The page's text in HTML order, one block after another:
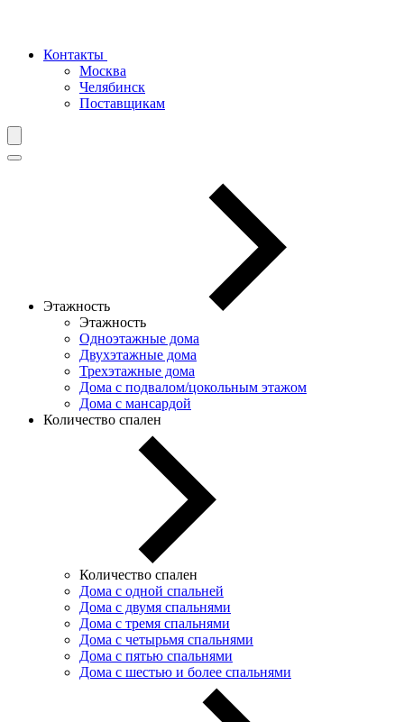
Контакты
Москва
Челябинск
Поставщикам
Этажность
Этажность
Одноэтажные дома
Двухэтажные дома
Трехэтажные дома
Дома с подвалом/цокольным этажом
Дома с мансардой
Количество спален
Количество спален
Дома с одной спальней
Дома с двумя спальнями
Дома с тремя спальнями
Дома с четырьмя спальнями
Дома с пятью спальнями
Дома с шестью и более спальнями